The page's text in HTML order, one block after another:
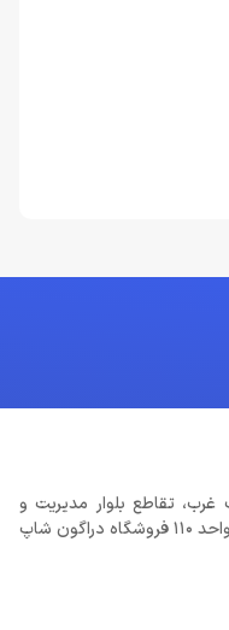
تقاطع بلوار مدیریت و
شاپ